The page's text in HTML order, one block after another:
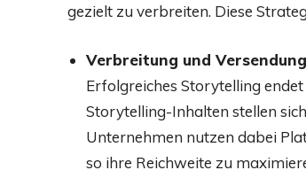
gezielt zu verbreiten. Diese
Verbreitung und
Erfolgreiches Storytelling
Storytelling-Inhalten stellen
Unternehmen nutzen dabei
so ihre Reichweite zu